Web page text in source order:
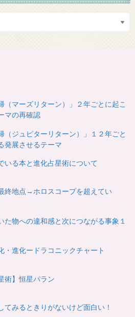
（マーズリターン）」２年ごとに起こ
マの再確認
（ジュピターリターン）」１２年ごと
発展させるテーマ
いる本と進化占星術について
終地点→ホロスコープを超えてい
た物への違和感と次につながる事象１
・進化ードラコニックチャート
術】恒星パラン
てみるときりがないけど面白い！